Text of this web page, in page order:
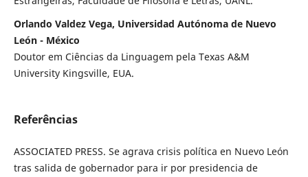
Orlando Valdez Vega, Universidad Autónoma de Nuevo
León - México
Doutor em Ciências da Linguagem pela Texas A&M
University Kingsville, EUA.
Referências
ASSOCIATED PRESS. Se agrava crisis política en Nuevo León
tras salida de gobernador para ir por presidencia de